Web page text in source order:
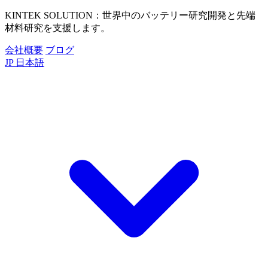
KINTEK SOLUTION：世界中のバッテリー研究開発と先端
材料研究を支援します。
会社概要 ブログ
JP 日本語